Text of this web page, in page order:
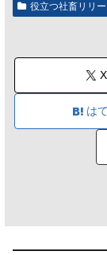
役立つ社畜リリ
X
は